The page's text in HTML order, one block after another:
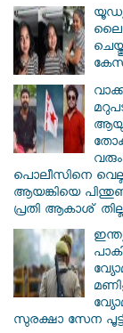
പൊലീസിനെ
ആയങ്കിയെ
പ്രതി ആകാശ്
സുരക്ഷാ സേന